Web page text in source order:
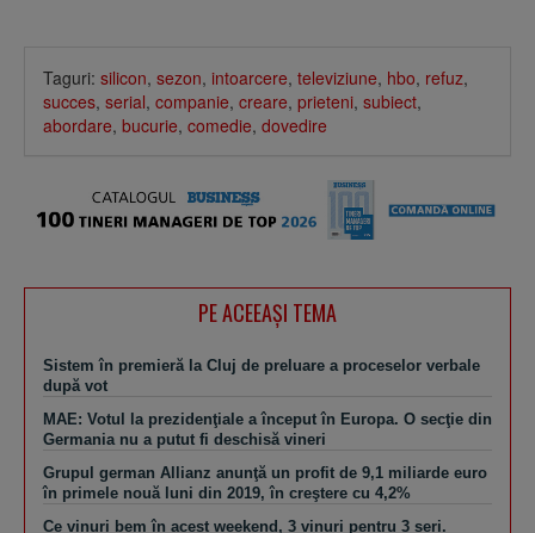
Taguri: silicon, sezon, intoarcere, televiziune, hbo, refuz,
succes, serial, companie, creare, prieteni, subiect,
abordare, bucurie, comedie, dovedire
PE ACEEAŞI TEMA
Sistem în premieră la Cluj de preluare a proceselor verbale
după vot
MAE: Votul la prezidenţiale a început în Europa. O secţie din
Germania nu a putut fi deschisă vineri
Grupul german Allianz anunţă un profit de 9,1 miliarde euro
în primele nouă luni din 2019, în creştere cu 4,2%
Ce vinuri bem în acest weekend, 3 vinuri pentru 3 seri.